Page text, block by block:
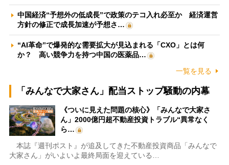
中国経済“予想外の低成長”で政策のテコ入れ必至か 経済運営
方針の修正で成長加速が予想さ…
“AI革命”で爆発的な需要拡大が見込まれる「CXO」とは何
か？ 高い競争力を持つ中国の医薬品…
一覧を見る
「みんなで大家さん」配当ストップ騒動の内幕
《ついに見えた問題の核心》「みんなで大家さ
ん」2000億円超不動産投資トラブル“異常なく
ら…
本誌『週刊ポスト』が追及してきた不動産投資商品「みんなで
大家さん」がいよいよ最終局面を迎えている…